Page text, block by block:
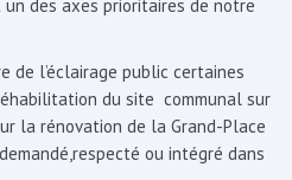
des axes prioritaires de notre
de l’éclairage public certaines
du site communal sur
la rénovation de la Grand-Place
ou intégré dans